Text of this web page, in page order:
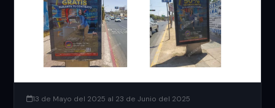
13 de Mayo del 2025 al 23 de Junio del 2025